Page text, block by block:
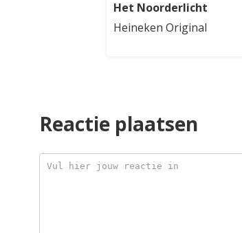
Het Noorderlicht
Heineken Original
Reactie plaatsen